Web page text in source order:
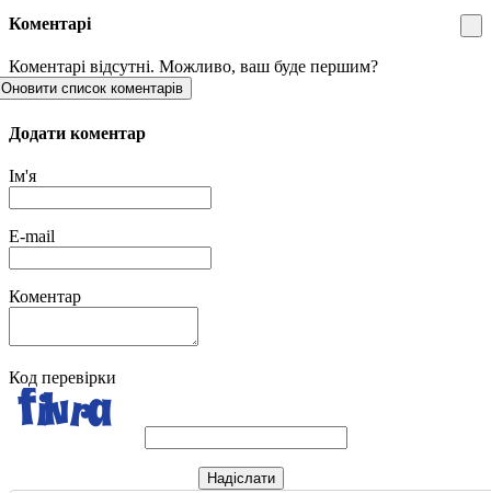
Коментарі
Коментарі відсутні. Можливо, ваш буде першим?
Оновити список коментарів
Додати коментар
Ім'я
E-mail
Коментар
Код перевірки
Надіслати